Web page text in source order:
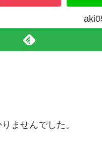
ませんでした。